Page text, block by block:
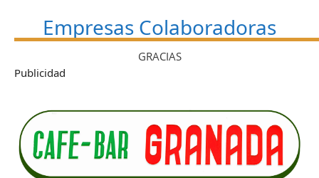
Empresas Colaboradoras
GRACIAS
Publicidad